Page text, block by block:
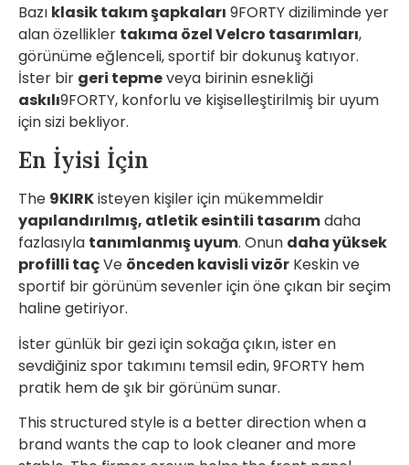
Bazı klasik takım şapkaları 9FORTY diziliminde yer
alan özellikler takıma özel Velcro tasarımları,
görünüme eğlenceli, sportif bir dokunuş katıyor.
İster bir geri tepmeveya birinin esnekliği
askılı9FORTY, konforlu ve kişiselleştirilmiş bir uyum
için sizi bekliyor.
En İyisi İçin
The 9KIRKisteyen kişiler için mükemmeldir
yapılandırılmış, atletik esintili tasarımdaha
fazlasıyla tanımlanmış uyum. Onun daha yüksek
profilli taçVe önceden kavisli vizör Keskin ve
sportif bir görünüm sevenler için öne çıkan bir seçim
haline getiriyor.
İster günlük bir gezi için sokağa çıkın, ister en
sevdiğiniz spor takımını temsil edin, 9FORTY hem
pratik hem de şık bir görünüm sunar.
This structured style is a better direction when a
brand wants the cap to look cleaner and more